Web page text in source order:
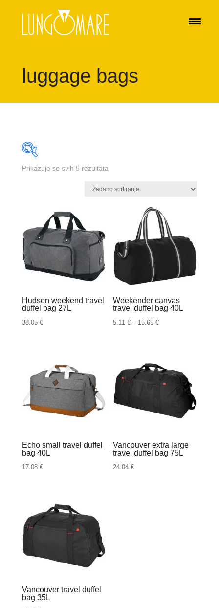
luggage bags
Prikazuje se svih 5 rezultata
Hudson weekend travel
duffel bag 27L
38.05 €
Weekender canvas
travel duffel bag 40L
5.11€ – 15.65€Raspon
do
15.65 €
Echo small travel duffel
bag 40L
17.08 €
Vancouver extra large
travel duffel bag 75L
24.04€
Vancouver travel duffel
bag 35L